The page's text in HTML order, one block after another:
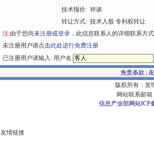
技术报价: 祥谈
转让方式: 技术入股 专利权转让
注:由于您尚未注册或登录 ，此信息联系人的详细联系方
未注册用户请点击此处进行免费注册
已注册用户请输入: 用户名:
免责条款
版权所有：发
网站联系邮箱
信息产业部网站ICP
友情链接